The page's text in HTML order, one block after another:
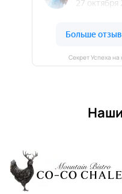
Секрет Успеха